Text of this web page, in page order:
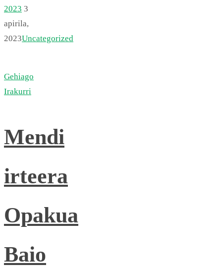
2023 3
apirila,
2023Uncategorized
Gehiago
Irakurri
Mendi
irteera
Opakua
Baio